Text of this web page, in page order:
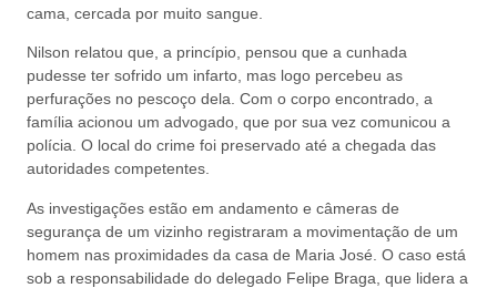
cama, cercada por muito sangue.
Nilson relatou que, a princípio, pensou que a cunhada
pudesse ter sofrido um infarto, mas logo percebeu as
perfurações no pescoço dela. Com o corpo encontrado, a
família acionou um advogado, que por sua vez comunicou a
polícia. O local do crime foi preservado até a chegada das
autoridades competentes.
As investigações estão em andamento e câmeras de
segurança de um vizinho registraram a movimentação de um
homem nas proximidades da casa de Maria José. O caso está
sob a responsabilidade do delegado Felipe Braga, que lidera a